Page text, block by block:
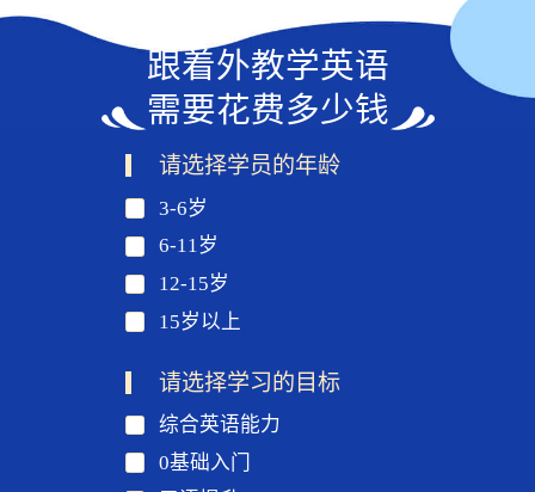
跟着外教学英语
需要花费多少钱
请选择学员的年龄
3-6岁
6-11岁
12-15岁
15岁以上
请选择学习的目标
综合英语能力
0基础入门